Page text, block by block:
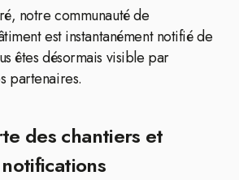
notre communauté de
est instantanément notifié de
êtes désormais visible par
partenaires.
des chantiers et